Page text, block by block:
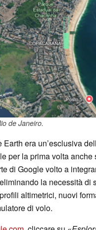
de Janeiro.
era un’esclusiva
per la prima volta anche
di Google volto a
la necessità di
altimetrici, nuovi
di volo.